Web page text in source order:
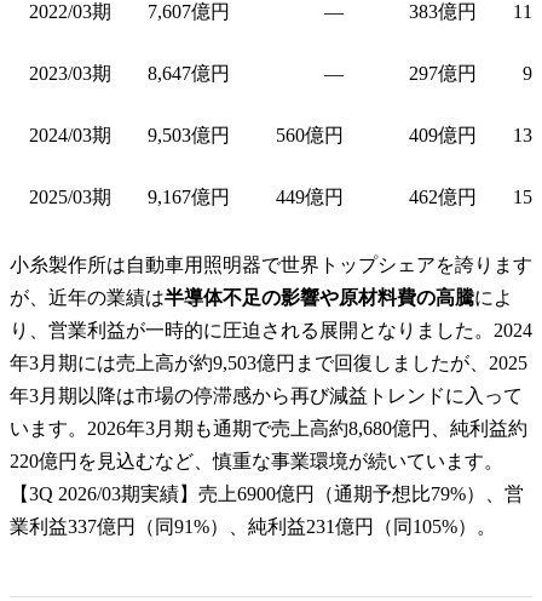
2022/03期 7,607億円 — 383億円
2023/03期 8,647億円 — 297億円
2024/03期 9,503億円 560億円 409億円
2025/03期 9,167億円 449億円 462億円
小糸製作所は自動車用照明器で世界トップシェアを誇ります
が、近年の業績は半導体不足の影響や原材料費の高騰によ
り、営業利益が一時的に圧迫される展開となりました。2024
年3月期には売上高が約9,503億円まで回復しましたが、2025
年3月期以降は市場の停滞感から再び減益トレンドに入って
います。2026年3月期も通期で売上高約8,680億円、純利益約
220億円を見込むなど、慎重な事業環境が続いています。
【3Q 2026/03期実績】売上6900億円（通期予想比79%）、営
業利益337億円（同91%）、純利益231億円（同105%）。